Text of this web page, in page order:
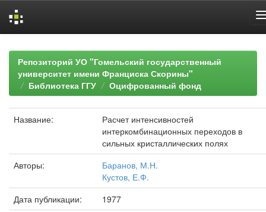
navigationРепозиторий УО "Гомельский государственный
университет имени Франциска Скорины"
Библиотека ГГУ
Оцифрованный фонд
Название:
Расчет интенсивностей
интеркомбинационных переходов в
сильных кристаллических полях
Авторы:
Баранов, М.Н.
Кустов, Е.Ф.
Дата публикации:
1977